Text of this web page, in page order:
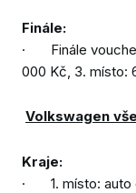
Finále:
· Finále
000 Kč, 3. místo:
Volkswagen
Kraje:
· 1. místo: auto